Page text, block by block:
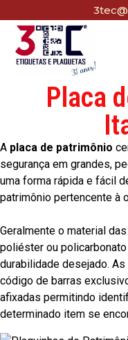
Placa
A placa de patrimônio
segurança em grandes,
uma forma rápida e fácil
patrimônio pertencente à
Geralmente o material
poliéster ou
durabilidade desejado. As
código de barras
afixadas permitindo
determinado item se